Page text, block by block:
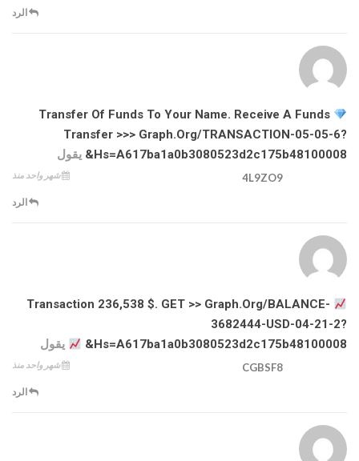
الرد
Transfer Of Funds To Your Name. Receive A Funds
Transfer >>> Graph.org/TRANSACTION-05-05-6?
Hs=a617ba1a0b3080523d2c175b48100008&
يقول
شهر واحد منذ 4L9ZO9
الرد
Transaction 236,538 $. GET >> Graph.org/BALANCE-
3682444-USD-04-21-2?
Hs=a617ba1a0b3080523d2c175b48100008&
يقول
شهر واحد منذ CGBSF8
الرد